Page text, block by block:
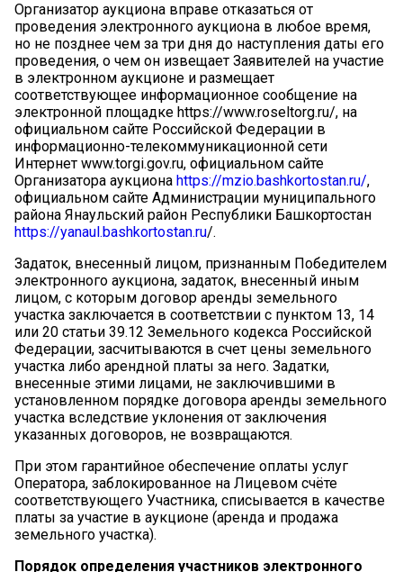
Организатор аукциона вправе отказаться от
проведения электронного аукциона в любое время,
но не позднее чем за три дня до наступления даты его
проведения, о чем он извещает Заявителей на участие
в электронном аукционе и размещает
соответствующее информационное сообщение на
электронной площадке https://www.roseltorg.ru/, на
официальном сайте Российской Федерации в
информационно-телекоммуникационной сети
Интернет www.torgi.gov.ru, официальном сайте
Организатора аукциона https://mzio.bashkortostan.ru/,
официальном сайте Администрации муниципального
района Янаульский район Республики Башкортостан
https://yanaul.bashkortostan.ru/.
Задаток, внесенный лицом, признанным Победителем
электронного аукциона, задаток, внесенный иным
лицом, с которым договор аренды земельного
участка заключается в соответствии с пунктом 13, 14
или 20 статьи 39.12 Земельного кодекса Российской
Федерации, засчитываются в счет цены земельного
участка либо арендной платы за него. Задатки,
внесенные этими лицами, не заключившими в
установленном порядке договора аренды земельного
участка вследствие уклонения от заключения
указанных договоров, не возвращаются.
При этом гарантийное обеспечение оплаты услуг
Оператора, заблокированное на Лицевом счёте
соответствующего Участника, списывается в качестве
платы за участие в аукционе (аренда и продажа
земельного участка).
Порядок определения участников электронного